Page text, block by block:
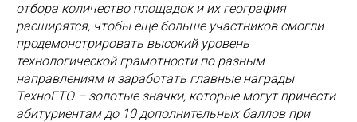
отбора количество площадок и их география
расширятся, чтобы еще больше участников смогли
продемонстрировать высокий уровень
технологической грамотности по разным
направлениям и заработать главные награды
ТехноГТО – золотые значки, которые могут принести
абитуриентам до 10 дополнительных баллов при